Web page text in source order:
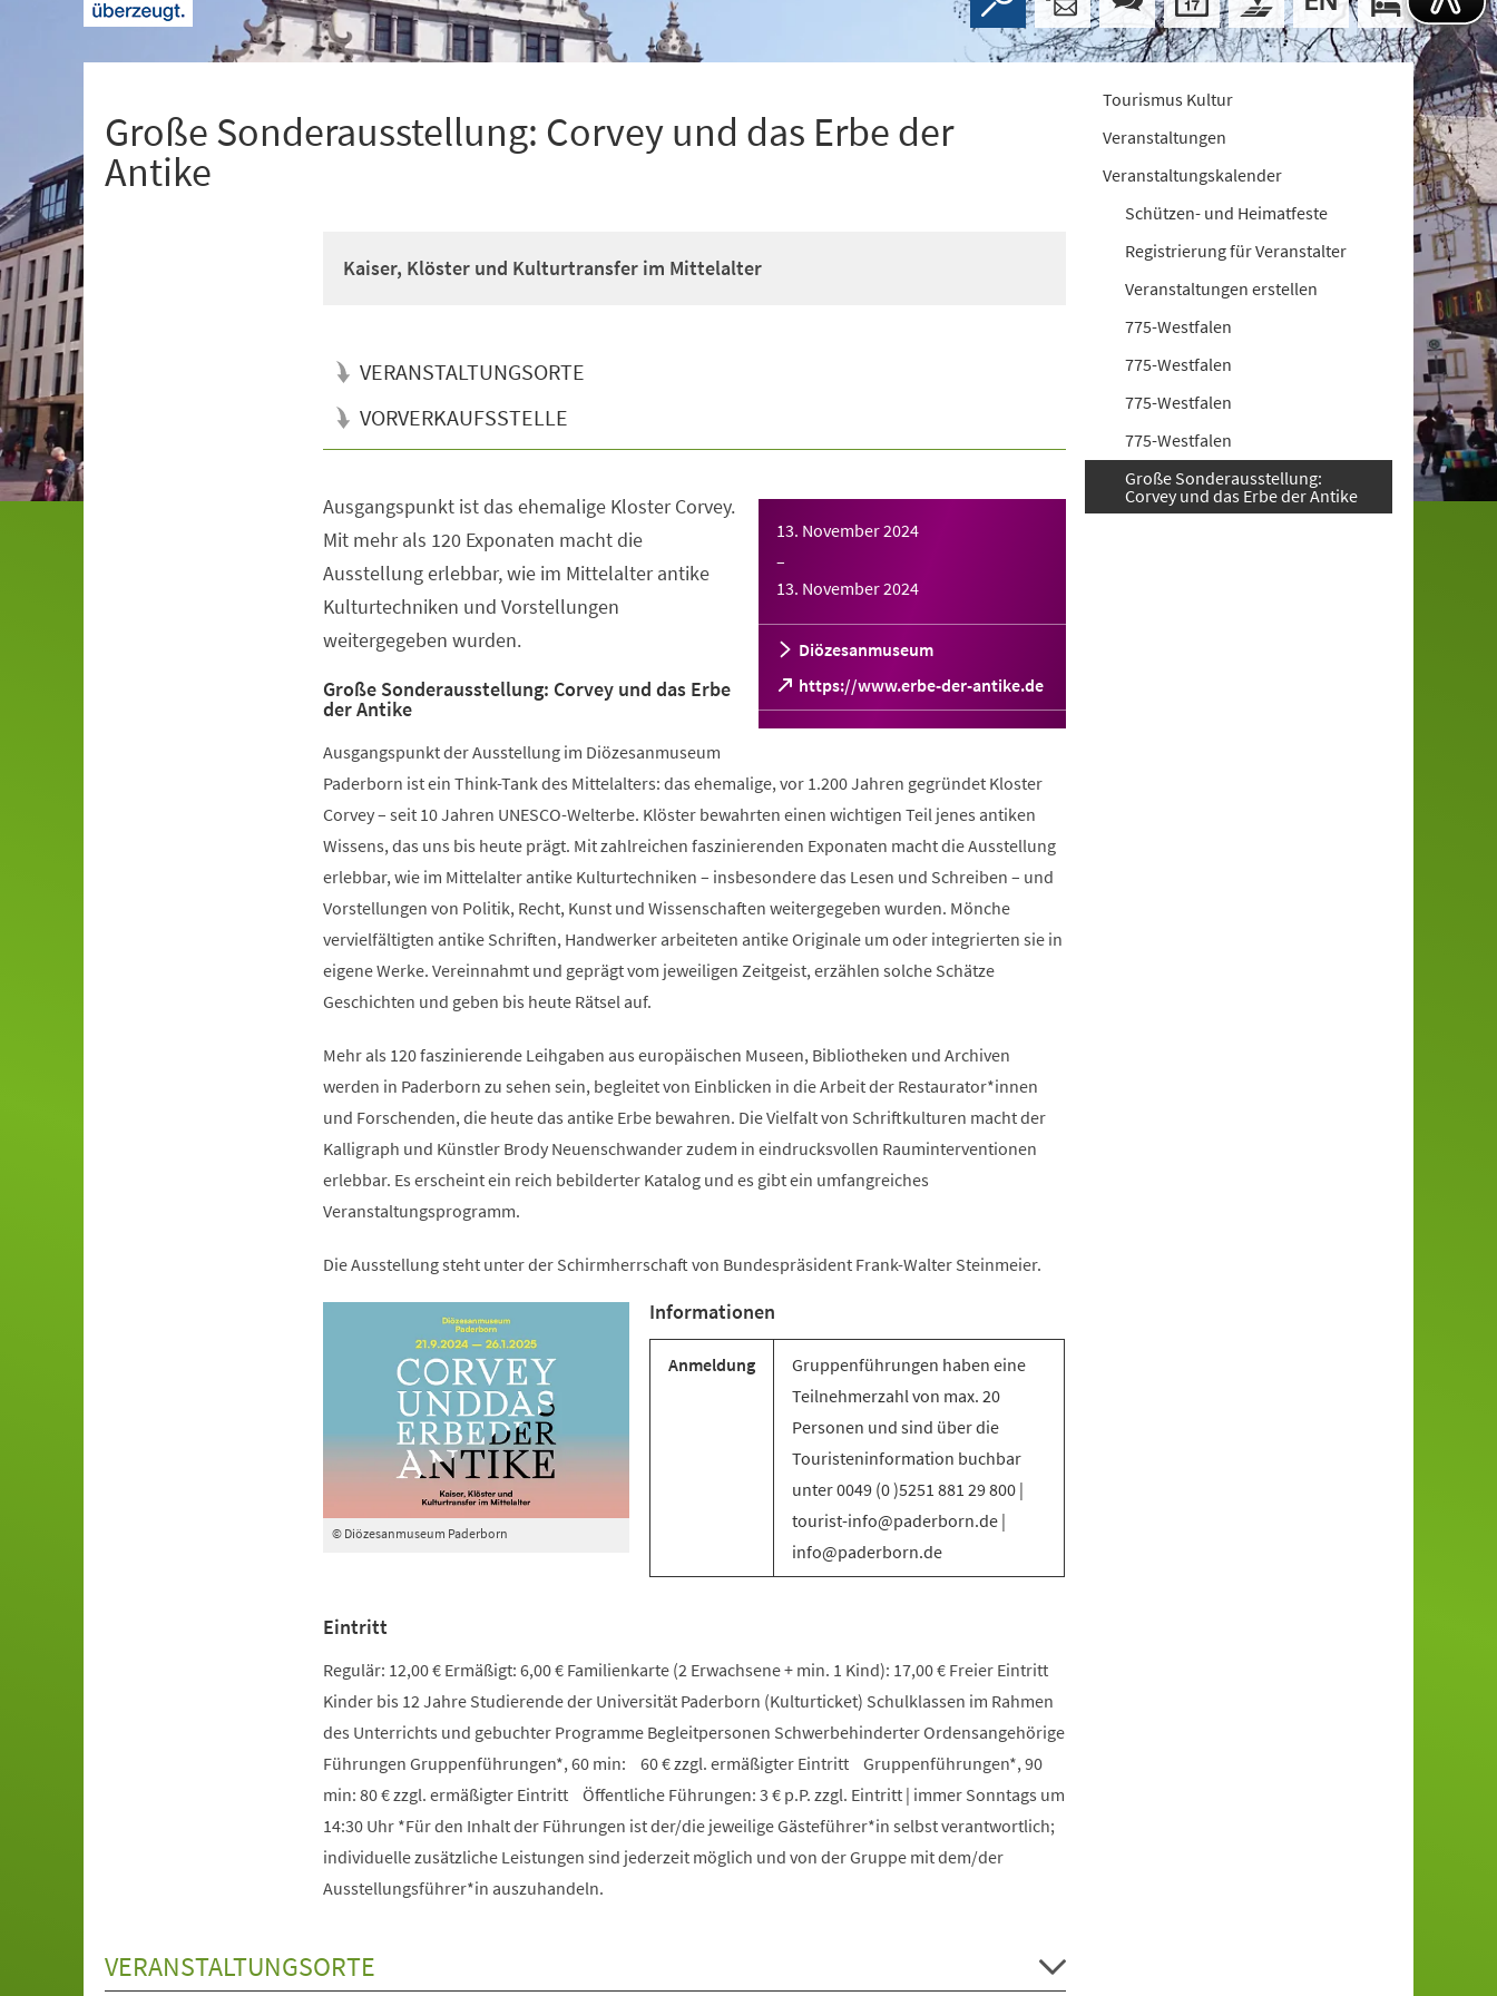
Große Sonderausstellung: Corvey und das Erbe der
Antike
Kaiser, Klöster und Kulturtransfer im Mittelalter
VERANSTALTUNGSORTE
VORVERKAUFSSTELLE
13. November 2024
–
13. November 2024
Diözesanmuseum
https://www.erbe-der-antike.de
(Öffnet
in
einem
Tab)
Ausgangspunkt ist das ehemalige Kloster Corvey.
Mit mehr als 120 Exponaten macht die
Ausstellung erlebbar, wie im Mittelalter antike
Kulturtechniken und Vorstellungen
weitergegeben wurden.
Große Sonderausstellung: Corvey und das Erbe
der Antike
Ausgangspunkt der Ausstellung im Diözesanmuseum
Paderborn ist ein Think-Tank des Mittelalters: das ehemalige, vor 1.200 Jahren gegründet Kloster
Corvey – seit 10 Jahren UNESCO-Welterbe. Klöster bewahrten einen wichtigen Teil jenes antiken
Wissens, das uns bis heute prägt. Mit zahlreichen faszinierenden Exponaten macht die Ausstellung
erlebbar, wie im Mittelalter antike Kulturtechniken – insbesondere das Lesen und Schreiben – und
Vorstellungen von Politik, Recht, Kunst und Wissenschaften weitergegeben wurden. Mönche
vervielfältigten antike Schriften, Handwerker arbeiteten antike Originale um oder integrierten sie in
eigene Werke. Vereinnahmt und geprägt vom jeweiligen Zeitgeist, erzählen solche Schätze
Geschichten und geben bis heute Rätsel auf.
Mehr als 120 faszinierende Leihgaben aus europäischen Museen, Bibliotheken und Archiven
werden in Paderborn zu sehen sein, begleitet von Einblicken in die Arbeit der Restaurator*innen
und Forschenden, die heute das antike Erbe bewahren. Die Vielfalt von Schriftkulturen macht der
Kalligraph und Künstler Brody Neuenschwander zudem in eindrucksvollen Rauminterventionen
erlebbar. Es erscheint ein reich bebilderter Katalog und es gibt ein umfangreiches
Veranstaltungsprogramm.
Die Ausstellung steht unter der Schirmherrschaft von Bundespräsident Frank-Walter Steinmeier.
© Diözesanmuseum Paderborn
Informationen
Anmeldung
Gruppenführungen haben eine
Teilnehmerzahl von max. 20
Personen und sind über die
Touristeninformation buchbar
unter 0049 (0 )5251 881 29 800 |
tourist-info@paderborn.de |
info@paderborn.de
Eintritt
Regulär: 12,00 € Ermäßigt: 6,00 € Familienkarte (2 Erwachsene + min. 1 Kind): 17,00 € Freier Eintritt
Kinder bis 12 Jahre Studierende der Universität Paderborn (Kulturticket) Schulklassen im Rahmen
des Unterrichts und gebuchter Programme Begleitpersonen Schwerbehinderter Ordensangehörige
Führungen Gruppenführungen*, 60 min: 60 € zzgl. ermäßigter Eintritt Gruppenführungen*, 90
min: 80 € zzgl. ermäßigter Eintritt Öffentliche Führungen: 3 € p.P. zzgl. Eintritt | immer Sonntags um
14:30 Uhr *Für den Inhalt der Führungen ist der/die jeweilige Gästeführer*in selbst verantwortlich;
individuelle zusätzliche Leistungen sind jederzeit möglich und von der Gruppe mit dem/der
Ausstellungsführer*in auszuhandeln.
VERANSTALTUNGSORTE
Tourismus Kultur
Veranstaltungen
Veranstaltungskalender
Schützen- und Heimatfeste
Registrierung für Veranstalter
Veranstaltungen erstellen
775-Westfalen
775-Westfalen
775-Westfalen
775-Westfalen
Große Sonderausstellung:
Corvey und das Erbe der Antike